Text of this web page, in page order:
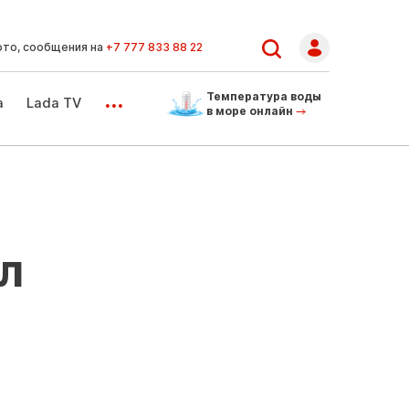
сообщения на +7 777 833 88 22
Lada TV ...
Температура воды
в море онлайн